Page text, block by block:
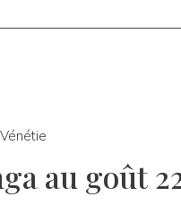
Vénétie
au goût